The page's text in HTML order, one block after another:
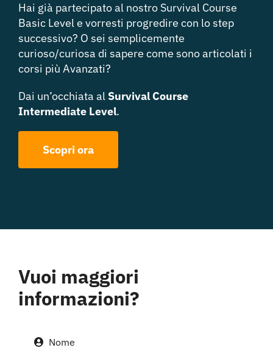
Hai già partecipato al nostro Survival Course
Basic Level e vorresti progredire con lo step
successivo? O sei semplicemente
curioso/curiosa di sapere come sono articolati i
corsi più Avanzati?
Dai un’occhiata al Survival Course
Intermediate Level.
Scopri ora
Vuoi maggiori
informazioni?